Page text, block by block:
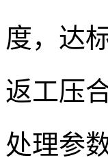
度，达
返工压
处理参